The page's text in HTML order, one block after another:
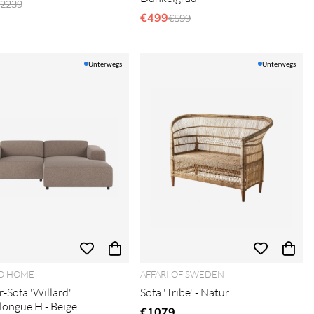
Preis:
€499Regulärer Preis:
€599
Unterwegs
HOME
Sofa 'Willard'
H - Beige
Unterwegs
AFFARI OF SWEDEN
Sofa 'Tribe' - Natur